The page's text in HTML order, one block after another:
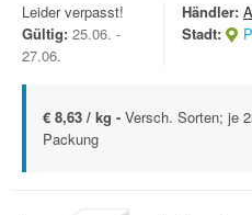
Leider verpasst!
Gültig: 25.06. -
27.06.
Händler:
Stadt:
€ 8,63 / kg - Versch. Sorten; je
Packung